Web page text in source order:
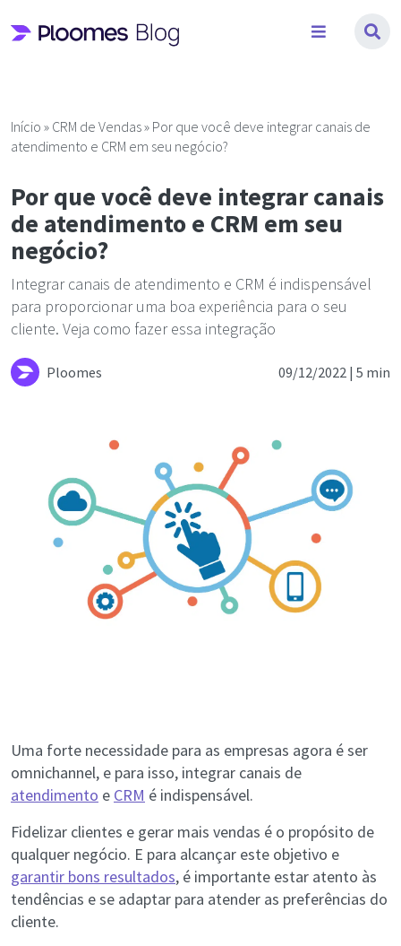
para
Início » CRM de Vendas» Por que você deve integrar canais de
atendimento e CRM em seu negócio?
Por que você deve integrar canais
de atendimento e CRM em seu
negócio?
Integrar canais de atendimento e CRM é indispensável
para proporcionar uma boa experiência para o seu
cliente. Veja como fazer essa integração
Ploomes 09/12/2022 | 5 min
Uma forte necessidade para as empresas agora é ser
omnichannel, e para isso, integrar canais de
atendimento e CRM é indispensável.
Fidelizar clientes e gerar mais vendas é o propósito de
qualquer negócio. E para alcançar este objetivo e
garantir bons resultados, é importante estar atento às
tendências e se adaptar para atender as preferências do
cliente.